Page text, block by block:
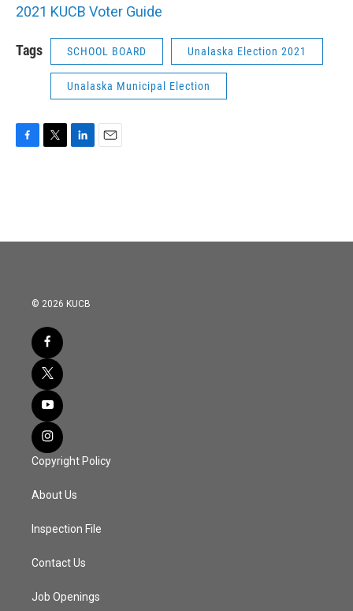
2021 KUCB Voter Guide
Tags SCHOOL BOARD Unalaska Election 2021
Unalaska Municipal Election
o
r
I
© 2026 KUCB
Copyright Policy
About Us
Inspection File
Contact Us
Job Openings